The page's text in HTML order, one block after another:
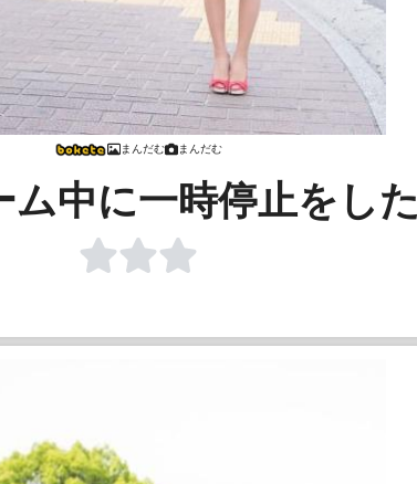
まんだむ まんだむ
ム中に一時停止をした